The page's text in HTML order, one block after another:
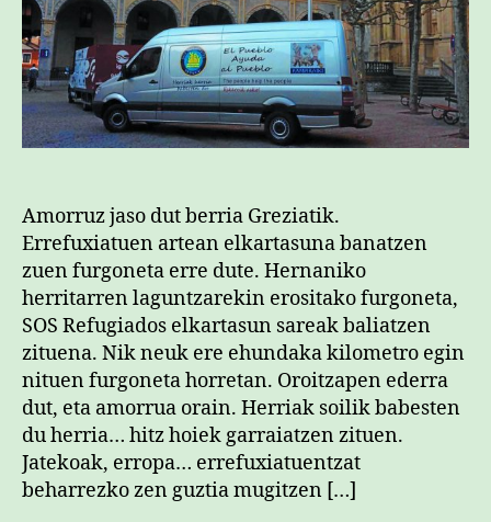
Amorruz jaso dut berria Greziatik.
Errefuxiatuen artean elkartasuna banatzen
zuen furgoneta erre dute. Hernaniko
herritarren laguntzarekin erositako furgoneta,
SOS Refugiados elkartasun sareak baliatzen
zituena. Nik neuk ere ehundaka kilometro egin
nituen furgoneta horretan. Oroitzapen ederra
dut, eta amorrua orain. Herriak soilik babesten
du herria… hitz hoiek garraiatzen zituen.
Jatekoak, erropa… errefuxiatuentzat
beharrezko zen guztia mugitzen […]